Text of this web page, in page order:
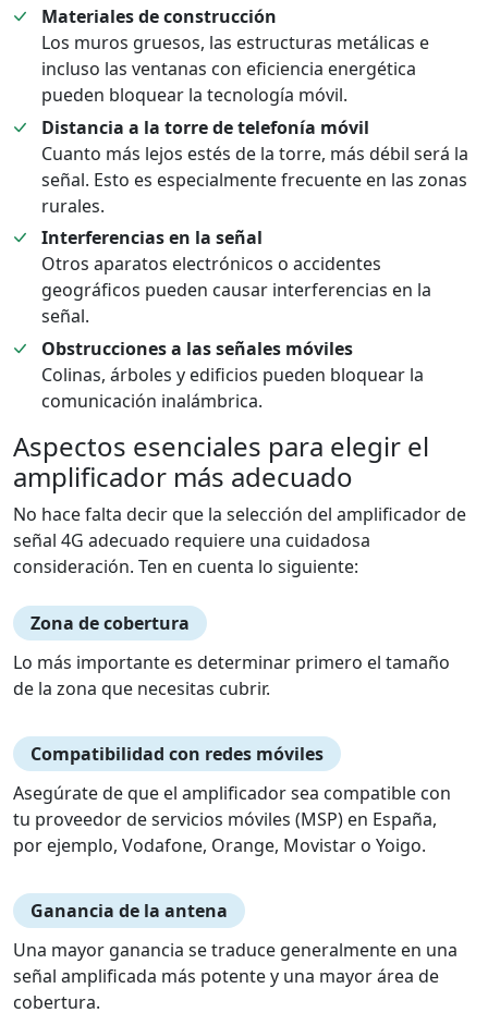
Materiales de construcción
Los muros gruesos, las estructuras metálicas e
incluso las ventanas con eficiencia energética
pueden bloquear la tecnología móvil.
Distancia a la torre de telefonía móvil
Cuanto más lejos estés de la torre, más débil será la
señal. Esto es especialmente frecuente en las zonas
rurales.
Interferencias en la señal
Otros aparatos electrónicos o accidentes
geográficos pueden causar interferencias en la
señal.
Obstrucciones a las señales móviles
Colinas, árboles y edificios pueden bloquear la
comunicación inalámbrica.
Aspectos esenciales para elegir el
amplificador más adecuado
No hace falta decir que la selección del amplificador de
señal 4G adecuado requiere una cuidadosa
consideración. Ten en cuenta lo siguiente:
Zona de cobertura
Lo más importante es determinar primero el tamaño
de la zona que necesitas cubrir.
Compatibilidad con redes móviles
Asegúrate de que el amplificador sea compatible con
tu proveedor de servicios móviles (MSP) en España,
por ejemplo, Vodafone, Orange, Movistar o Yoigo.
Ganancia de la antena
Una mayor ganancia se traduce generalmente en una
señal amplificada más potente y una mayor área de
cobertura.